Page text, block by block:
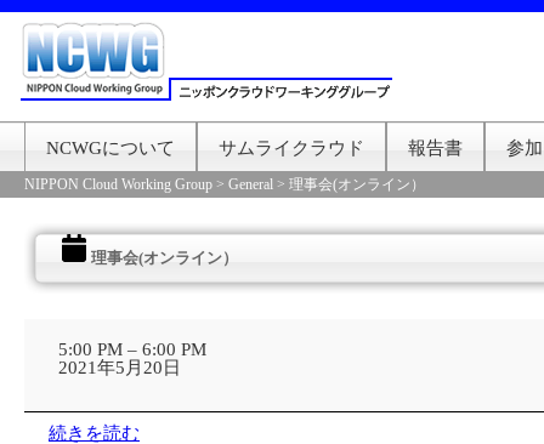
NCWGについて サムライクラウド 報告書 参
NIPPON Cloud Working Group > General > 理事会(オンライン）
理事会(オンライン）
5:00 PM – 6:00 PM
2021年5月20日
続きを読む